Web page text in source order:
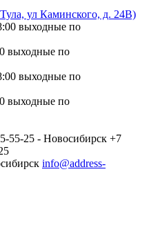
ул Каминского, д. 24В)
выходные по
выходные по
+7
info@address-